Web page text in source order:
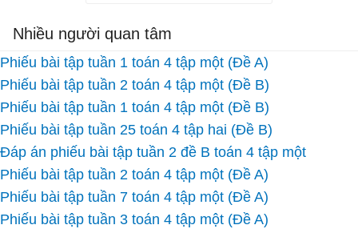
Nhiều người quan tâm
Phiếu bài tập tuần 1 toán 4 tập một (Đề A)
Phiếu bài tập tuần 2 toán 4 tập một (Đề B)
Phiếu bài tập tuần 1 toán 4 tập một (Đề B)
Phiếu bài tập tuần 25 toán 4 tập hai (Đề B)
Đáp án phiếu bài tập tuần 2 đề B toán 4 tập một
Phiếu bài tập tuần 2 toán 4 tập một (Đề A)
Phiếu bài tập tuần 7 toán 4 tập một (Đề A)
Phiếu bài tập tuần 3 toán 4 tập một (Đề A)